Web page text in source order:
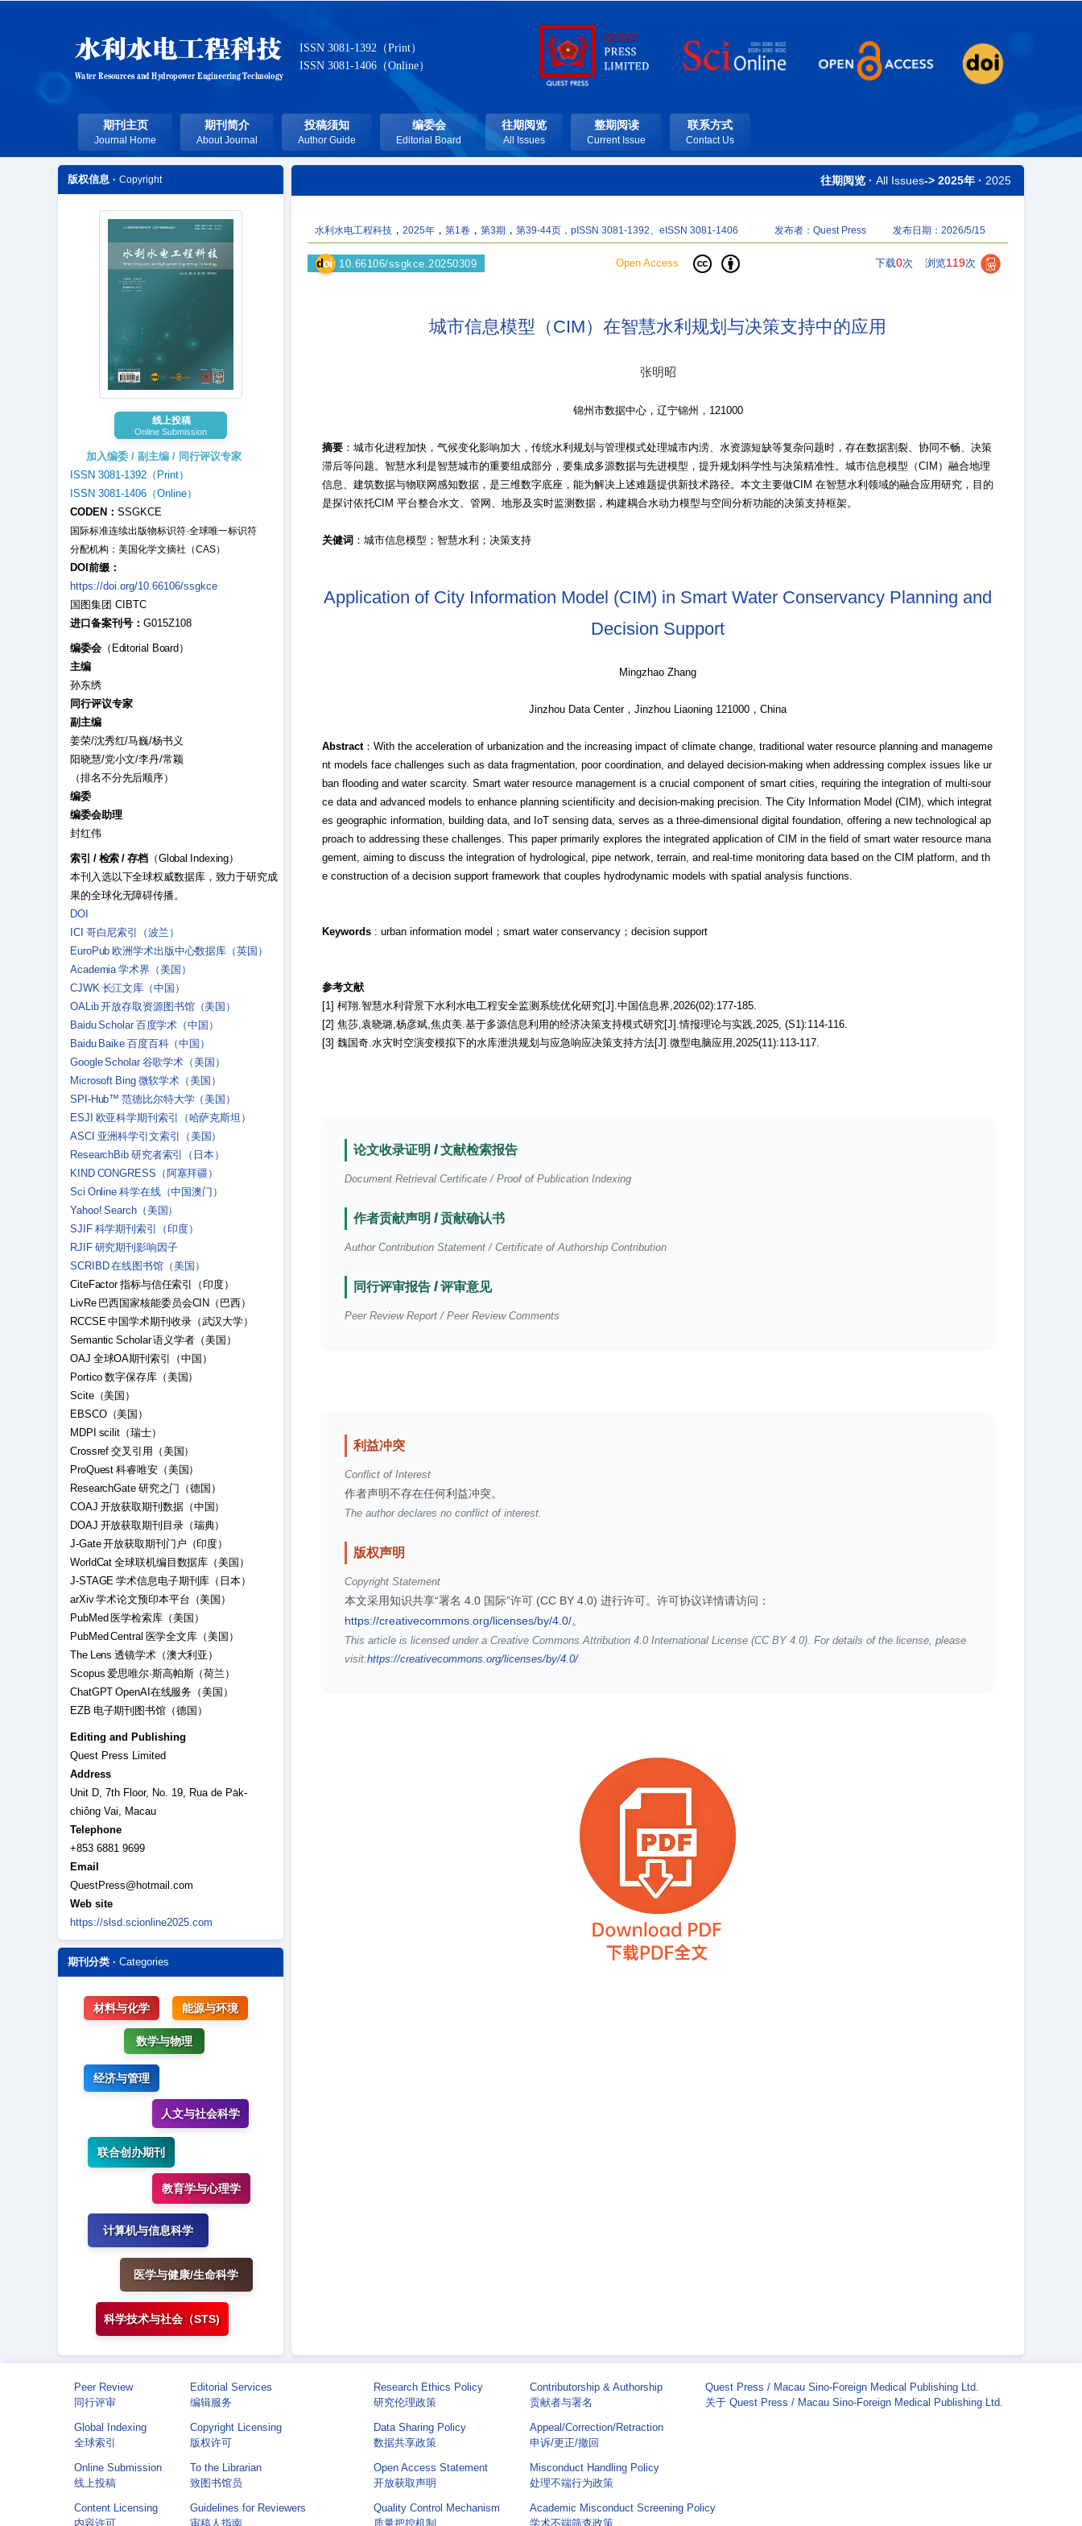
ISSN 3081-1392（Print）
ISSN 3081-1406（Online）
期刊主页
Journal Home
期刊简介
About Journal
投稿须知
Author Guide
编委会
Editorial Board
往期阅览
All Issues
整期阅读
Current Issue
联系方式
Contact Us
版权信息 · Copyright
线上投稿
Online Submission
加入编委 / 副主编 / 同行评议专家
ISSN 3081-1392（Print）
ISSN 3081-1406（Online）
CODEN： SSGKCE
国际标准连续出版物标识符·全球唯一标识符
分配机构：美国化学文摘社（CAS）
DOI前缀：
https://doi.org/10.66106/ssgkce
国图集团 CIBTC
进口备案刊号： G015Z108
编委会（Editorial Board）
主编
孙东绣
同行评议专家
副主编
姜荣/沈秀红/马巍/杨书义
阳晓慧/党小文/李丹/常颖
（排名不分先后顺序）
编委
编委会助理
封红伟
索引 / 检索 /存档（Global Indexing）
本刊入选以下全球权威数据库，致力于研究成
果的全球化无障碍传播。
DOI
ICI 哥白尼索引（波兰）
EuroPub 欧洲学术出版中心数据库（英国）
Academia 学术界（美国）
CJWK 长江文库（中国）
OALib 开放存取资源图书馆（美国）
Baidu Scholar 百度学术（中国）
Baidu Baike 百度百科（中国）
Google Scholar 谷歌学术（美国）
Microsoft Bing 微软学术（美国）
SPI-Hub™ 范德比尔特大学（美国）
ESJI 欧亚科学期刊索引（哈萨克斯坦）
ASCI 亚洲科学引文索引（美国）
ResearchBib 研究者索引（日本）
KIND CONGRESS（阿塞拜疆）
Sci Online 科学在线（中国澳门）
Yahoo! Search（美国）
SJIF 科学期刊索引（印度）
RJIF 研究期刊影响因子
SCRIBD 在线图书馆（美国）
CiteFactor 指标与信任索引（印度）
LivRe 巴西国家核能委员会CIN（巴西）
RCCSE 中国学术期刊收录（武汉大学）
Semantic Scholar 语义学者（美国）
OAJ 全球OA期刊索引（中国）
Portico 数字保存库（美国）
Scite（美国）
EBSCO（美国）
MDPI scilit（瑞士）
Crossref 交叉引用（美国）
ProQuest 科睿唯安（美国）
ResearchGate 研究之门（德国）
COAJ 开放获取期刊数据（中国）
DOAJ 开放获取期刊目录（瑞典）
J-Gate 开放获取期刊门户（印度）
WorldCat 全球联机编目数据库（美国）
J-STAGE 学术信息电子期刊库（日本）
arXiv 学术论文预印本平台（美国）
PubMed 医学检索库（美国）
PubMed Central 医学全文库（美国）
The Lens 透镜学术（澳大利亚）
Scopus 爱思唯尔·斯高帕斯（荷兰）
ChatGPT OpenAI在线服务（美国）
EZB 电子期刊图书馆（德国）
Editing and Publishing
Quest Press Limited
Address
Unit D, 7th Floor, No. 19, Rua de Pa̍k-
chiông Vai, Macau
Telephone
+853 6881 9699
Email
QuestPress@hotmail.com
Web site
https://slsd.scionline2025.com
期刊分类 · Categories
材料与化学 能源与环境
数学与物理
经济与管理
人文与社会科学
联合创办期刊
教育学与心理学
计算机与信息科学
医学与健康/生命科学
科学技术与社会（STS)
往期阅览 · All Issues-> 2025年 · 2025
水利水电工程科技， 2025年， 第1卷， 第3期 ， 第39-44页，pISSN 3081-1392、eISSN 3081-1406 发布者：Quest Press 发布日期：2026/5/15
doi 10.66106/ssgkce.20250309 Open Access 下载0次 浏览119次
城市信息模型（CIM）在智慧水利规划与决策支持中的应用
张明昭
锦州市数据中心，辽宁锦州，121000
摘要：城市化进程加快，气候变化影响加大，传统水利规划与管理模式处理城市内涝、水资源短缺等复杂问题时，存在数据割裂、协同不畅、决策
滞后等问题。智慧水利是智慧城市的重要组成部分，要集成多源数据与先进模型，提升规划科学性与决策精准性。城市信息模型（CIM）融合地理
信息、建筑数据与物联网感知数据，是三维数字底座，能为解决上述难题提供新技术路径。本文主要做CIM 在智慧水利领域的融合应用研究，目的
是探讨依托CIM 平台整合水文、管网、地形及实时监测数据，构建耦合水动力模型与空间分析功能的决策支持框架。
关健词 ：城市信息模型；智慧水利；决策支持
Application of City Information Model (CIM) in Smart Water Conservancy Planning and
Decision Support
Mingzhao Zhang
Jinzhou Data Center，Jinzhou Liaoning 121000，China
Abstract：With the acceleration of urbanization and the increasing impact of climate change, traditional water resource planning and manageme
nt models face challenges such as data fragmentation, poor coordination, and delayed decision-making when addressing complex issues like ur
ban flooding and water scarcity. Smart water resource management is a crucial component of smart cities, requiring the integration of multi-sour
ce data and advanced models to enhance planning scientificity and decision-making precision. The City Information Model (CIM), which integrat
es geographic information, building data, and IoT sensing data, serves as a three-dimensional digital foundation, offering a new technological ap
proach to addressing these challenges. This paper primarily explores the integrated application of CIM in the field of smart water resource mana
gement, aiming to discuss the integration of hydrological, pipe network, terrain, and real-time monitoring data based on the CIM platform, and th
e construction of a decision support framework that couples hydrodynamic models with spatial analysis functions.
Keywords: urban information model；smart water conservancy；decision support
参考文献
[1] 柯翔.智慧水利背景下水利水电工程安全监测系统优化研究[J].中国信息界,2026(02):177-185.
[2] 焦莎,袁晓璐,杨彦斌,焦贞美.基于多源信息利用的经济决策支持模式研究[J].情报理论与实践,2025, (S1):114-116.
[3] 魏国奇.水灾时空演变模拟下的水库泄洪规划与应急响应决策支持方法[J].微型电脑应用,2025(11):113-117.
论文收录证明 / 文献检索报告
Document Retrieval Certificate / Proof of Publication Indexing
作者贡献声明 / 贡献确认书
Author Contribution Statement / Certificate of Authorship Contribution
同行评审报告 / 评审意见
Peer Review Report / Peer Review Comments
利益冲突
Conflict of Interest
作者声明不存在任何利益冲突。
The author declares no conflict of interest.
版权声明
Copyright Statement
本文采用知识共享“署名 4.0 国际”许可 (CC BY 4.0) 进行许可。许可协议详情请访问：
https://creativecommons.org/licenses/by/4.0/。
This article is licensed under a Creative Commons Attribution 4.0 International License (CC BY 4.0). For details of the license, please
visit:https://creativecommons.org/licenses/by/4.0/.
Peer Review
同行评审
Editorial Services
编辑服务
Research Ethics Policy
研究伦理政策
Contributorship & Authorship
贡献者与署名
Quest Press / Macau Sino-Foreign Medical Publishing Ltd.
关于 Quest Press / Macau Sino-Foreign Medical Publishing Ltd.
Global Indexing
全球索引
Copyright Licensing
版权许可
Data Sharing Policy
数据共享政策
Appeal/Correction/Retraction
申诉/更正/撤回
Online Submission
线上投稿
To the Librarian
致图书馆员
Open Access Statement
开放获取声明
Misconduct Handling Policy
处理不端行为政策
Content Licensing
内容许可
Guidelines for Reviewers
审稿人指南
Quality Control Mechanism
质量把控机制
Academic Misconduct Screening Policy
学术不端筛查政策